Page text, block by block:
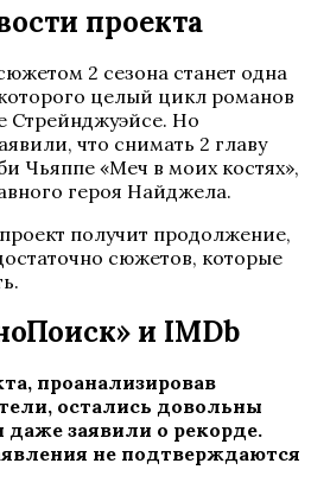
проекта
2 сезона станет одна
целый цикл романов
Стрейнджуэйсе. Но
что снимать 2 главу
Чьяппе «Меч в моих костях»,
героя Найджела.
получит продолжение,
сюжетов, которые
и IMDb
проанализировав
остались довольны
заявили о рекорде.
не подтверждаются